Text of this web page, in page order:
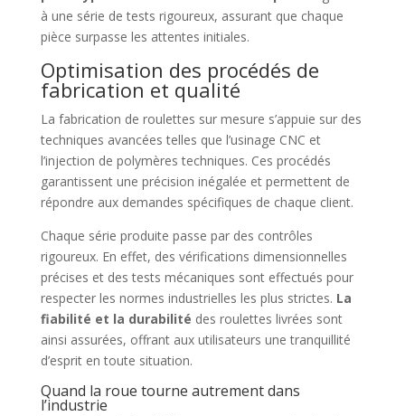
à une série de tests rigoureux, assurant que chaque
pièce surpasse les attentes initiales.
Optimisation des procédés de
fabrication et qualité
La fabrication de roulettes sur mesure s’appuie sur des
techniques avancées telles que l’usinage CNC et
l’injection de polymères techniques. Ces procédés
garantissent une précision inégalée et permettent de
répondre aux demandes spécifiques de chaque client.
Chaque série produite passe par des contrôles
rigoureux. En effet, des vérifications dimensionnelles
précises et des tests mécaniques sont effectués pour
respecter les normes industrielles les plus strictes. La
fiabilité et la durabilité des roulettes livrées sont
ainsi assurées, offrant aux utilisateurs une tranquillité
d’esprit en toute situation.
Quand la roue tourne autrement dans
l’industrie